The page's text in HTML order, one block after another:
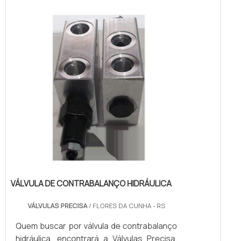
VÁLVULA DE CONTRABALANÇO HIDRÁULICA
VÁLVULAS PRECISA/ FLORES DA CUNHA - RS
Quem buscar por válvula de contrabalanço
hidráulica, encontrará a Válvulas Precisa,